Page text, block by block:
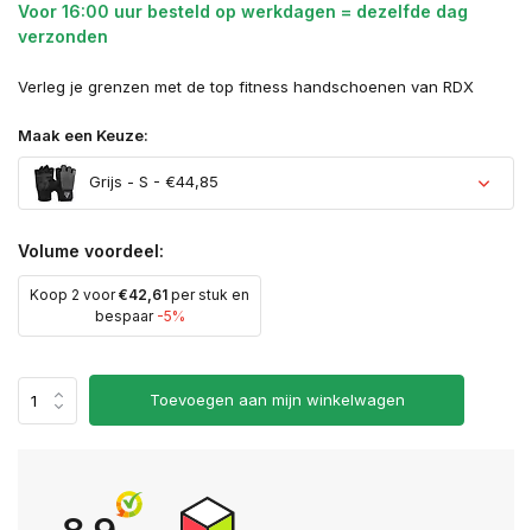
Voor 16:00 uur besteld op werkdagen = dezelfde dag
verzonden
Verleg je grenzen met de top fitness handschoenen van RDX
Maak een Keuze:
Grijs - S - €44,85
Volume voordeel:
Koop 2 voor€42,61 per stuk en
bespaar -5%
Toevoegen aan mijn winkelwagen